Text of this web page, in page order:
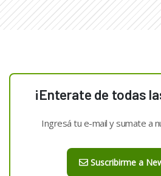
¡Enterate de todas
Ingresá tu e-mail y sumate a
Suscribirme a